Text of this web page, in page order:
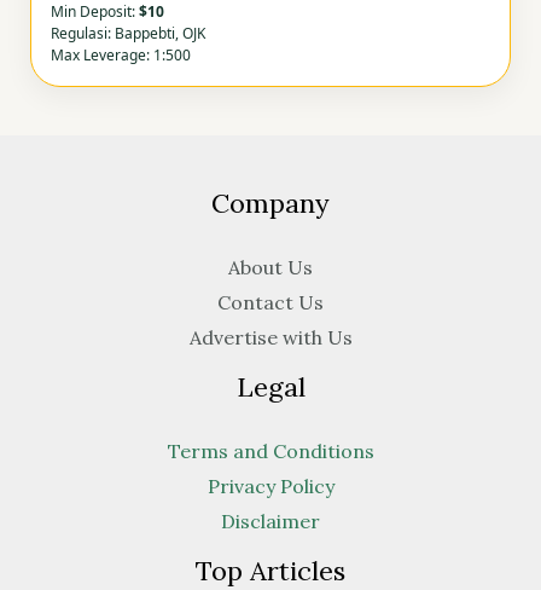
Min Deposit:$10
Regulasi: Bappebti, OJK
Max Leverage: 1:500
Company
About Us
Contact Us
Advertise with Us
Legal
Terms and Conditions
Privacy Policy
Disclaimer
Top Articles